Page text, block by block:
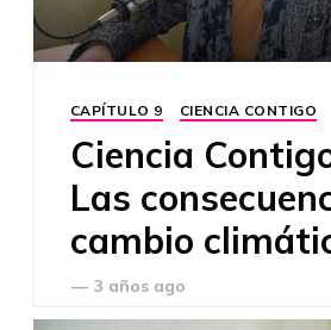
CAPÍTULO 9 CIENCIA CONTIGO
Ciencia
Las
cambio
— 3 años ago